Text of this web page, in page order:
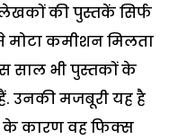
की पुस्तकें सिर्फ
मोटा कमीशन मिलता
साल भी पुस्तकों के
उनकी मजबूरी यह है
के कारण वह फिक्स